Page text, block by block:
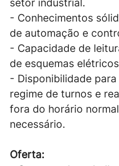
setor industrial.
- Conhecimentos
de automação e
- Capacidade de
de esquemas
- Disponibilidade
regime de turnos e
fora do horário
necessário.
Oferta: